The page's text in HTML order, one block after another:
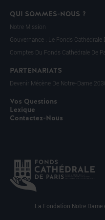
QUI SOMMES-NOUS ?
Notre Mission
Gouvernance : Le Fonds Cathédrale
Comptes Du Fonds Cathédrale De
PARTENARIATS
Devenir Mécène De Notre-Dame
Vos Questions
Lexique
Contactez-Nous
La Fondation Notre Dame